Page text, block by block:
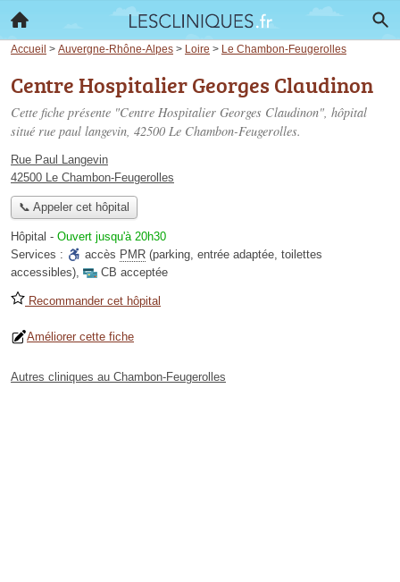
Accueil > Auvergne-Rhône-Alpes > Loire > Le Chambon-Feugerolles
Centre Hospitalier Georges Claudinon
Cette fiche présente "Centre Hospitalier Georges Claudinon", hôpital
situé rue paul langevin, 42500 Le Chambon-Feugerolles.
Rue Paul Langevin
42500 Le Chambon-Feugerolles
📞 Appeler cet hôpital
Hôpital - Ouvert jusqu'à 20h30
Services :
accès PMR (parking, entrée adaptée, toilettes
accessibles), CB acceptée
Recommander cet hôpital
Améliorer cette fiche
Autres cliniques au Chambon-Feugerolles